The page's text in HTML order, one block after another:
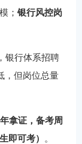
； 银行风控岗
银行体系招聘
，但岗位总量
拿证，备考周
即可考）
。